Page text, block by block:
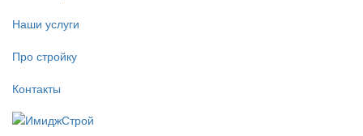
Наши услуги
Про стройку
Контакты